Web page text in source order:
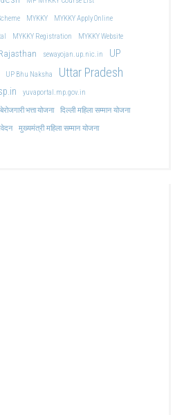
MYKKY
MYKKY Apply Online
MYKKY Registration
MYKKY Website
sewayojan.up.nic.in UP
UP Bhu Naksha Uttar Pradesh
yuvaportal.mp.gov.in
भत्ता योजना दिल्ली महिला सम्मान योजना
मुख्यमंत्री महिला सम्मान योजना